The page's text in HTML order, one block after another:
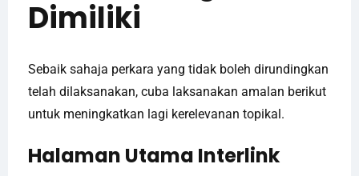
Dimiliki
Sebaik sahaja perkara yang tidak boleh dirundingkan
telah dilaksanakan, cuba laksanakan amalan berikut
untuk meningkatkan lagi kerelevanan topikal.
Halaman Utama Interlink